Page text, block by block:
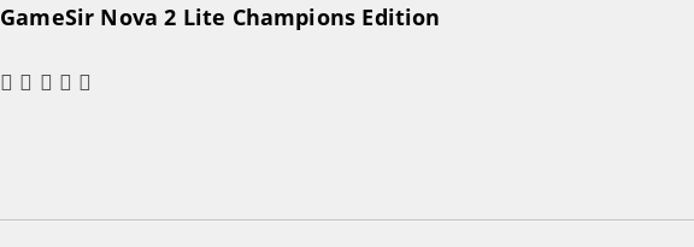
GameSir Nova 2 Lite Champions Edition